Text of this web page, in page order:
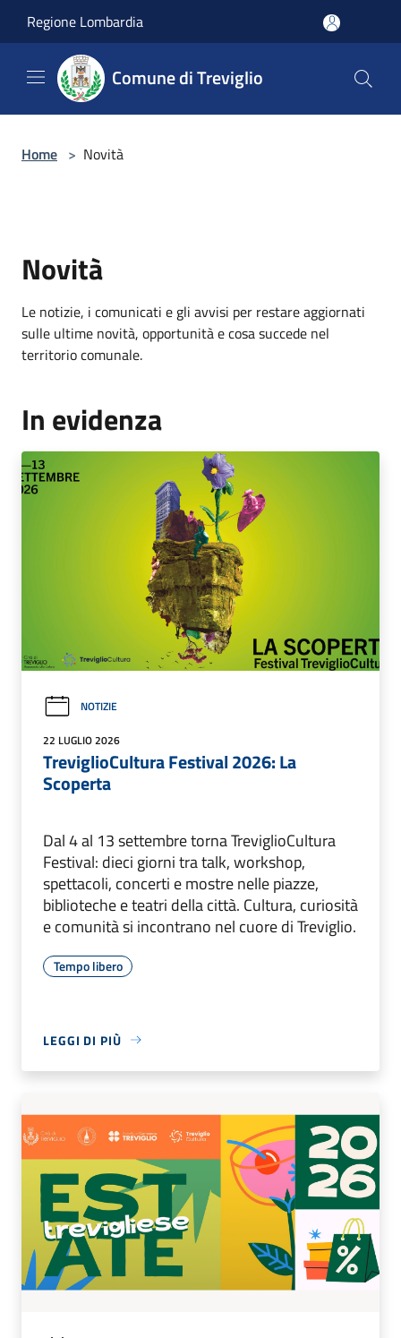
Regione Lombardia
Comune di Treviglio
Home > Novità
Novità
Le notizie, i comunicati e gli avvisi per restare aggiornati
sulle ultime novità, opportunità e cosa succede nel
territorio comunale.
In evidenza
NOTIZIE
22 LUGLIO 2026
TreviglioCultura Festival 2026: La
Scoperta
Dal 4 al 13 settembre torna TreviglioCultura
Festival: dieci giorni tra talk, workshop,
spettacoli, concerti e mostre nelle piazze,
biblioteche e teatri della città. Cultura, curiosità
e comunità si incontrano nel cuore di Treviglio.
Tempo libero
LEGGI DI PIÙ